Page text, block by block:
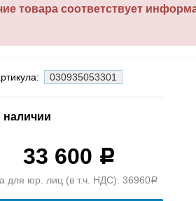
товара соответствует
030935053301
наличии
33 600 Р
для юр. лиц (в т.ч. НДС): 36960Р